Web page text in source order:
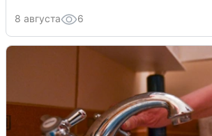
8 августа 6